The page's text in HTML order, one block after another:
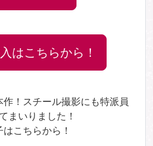
はこちらから！
作！スチール撮影にも特派員
まいりました！
はこちらから！